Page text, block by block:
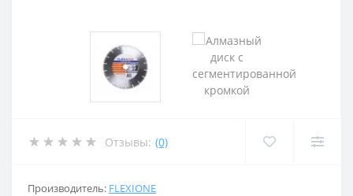
Отзывы: (0)
Производитель: FLEXIONE